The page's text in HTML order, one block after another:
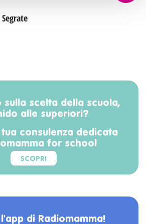
sulla scelta della scuola,
alle superiori?
consulenza dedicata
for school
SCOPRI
di Radiomamma!